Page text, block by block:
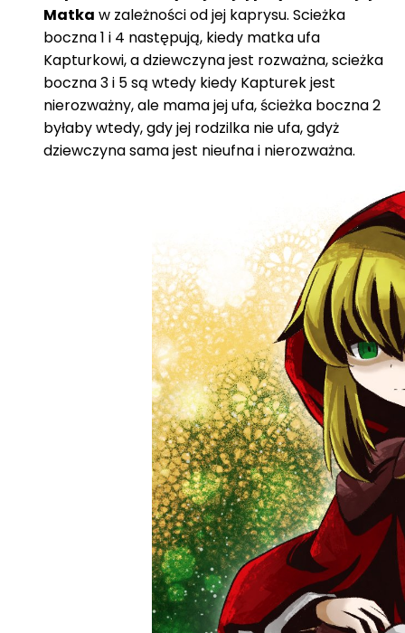
Matka w zależności od jej kaprysu. Scieżka
boczna 1 i 4 następują, kiedy matka ufa
Kapturkowi, a dziewczyna jest rozważna, scieżka
boczna 3 i 5 są wtedy kiedy Kapturek jest
nierozważny, ale mama jej ufa, ścieżka boczna 2
byłaby wtedy, gdy jej rodzilka nie ufa, gdyż
dziewczyna sama jest nieufna i nierozważna.